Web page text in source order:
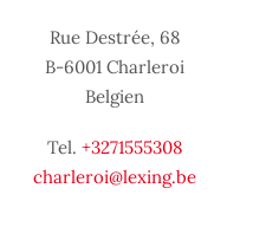
Rue Destrée, 68
B-6001 Charleroi
Belgien
Tel. +3271555308
charleroi@lexing.be